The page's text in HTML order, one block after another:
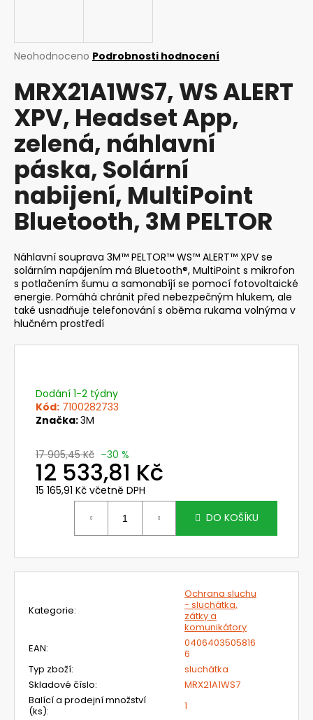
Průměrné
produktu
je
0,0
z
5
hvězdiček.
Neohodnoceno Podrobnosti hodnocení
MRX21A1WS7, WS ALERT
XPV, Headset App,
zelená, náhlavní
páska, Solární
nabijení, MultiPoint
Bluetooth, 3M PELTOR
Náhlavní souprava 3M™ PELTOR™ WS™ ALERT™ XPV se
solárním napájením má Bluetooth®, MultiPoint s mikrofon
s potlačením šumu a samonabíjí se pomocí fotovoltaické
energie. Pomáhá chránit před nebezpečným hlukem, ale
také usnadňuje telefonování s oběma rukama volnýma v
hlučném prostředí
Dodání 1-2 týdny
Kód: 7100282733
Značka:3M
17 905,45 Kč –30 %
12 533,81 Kč
15 165,91 Kč včetně DPH
DO KOŠÍKU
Kategorie:
Ochrana sluchu
- sluchátka,
zátky a
komunikátory
EAN:
0406403505816
6
Typ zboží:
sluchátka
Skladové číslo:
MRX21A1WS7
Balící a prodejní množství
(ks):
1
j
í
?
HLEDAT
D
p
o
r
u
č
u
j
UVEX
JUNIOR,
RŮŽOVÉ
Kč